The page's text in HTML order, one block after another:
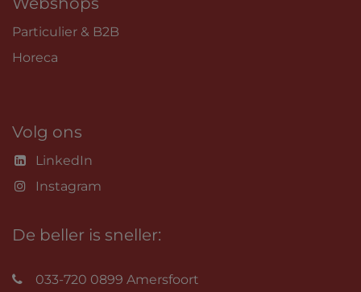
Particulier & B2B
Horeca
Volg ons
LinkedIn
Instagram
De beller is sneller:
033-720 0899 Amersfoort